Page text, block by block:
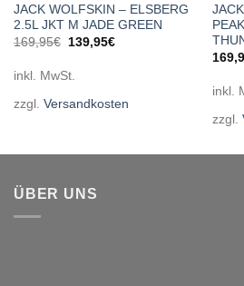
JACK WOLFSKIN – ELSBERG
2.5L JKT M JADE GREEN
169,95€
Ursprünglicher
169,95€
139,95€Aktueller
inkl. MwSt.
zzgl. Versandkosten
inkl.
zzgl.
ÜBER UNS